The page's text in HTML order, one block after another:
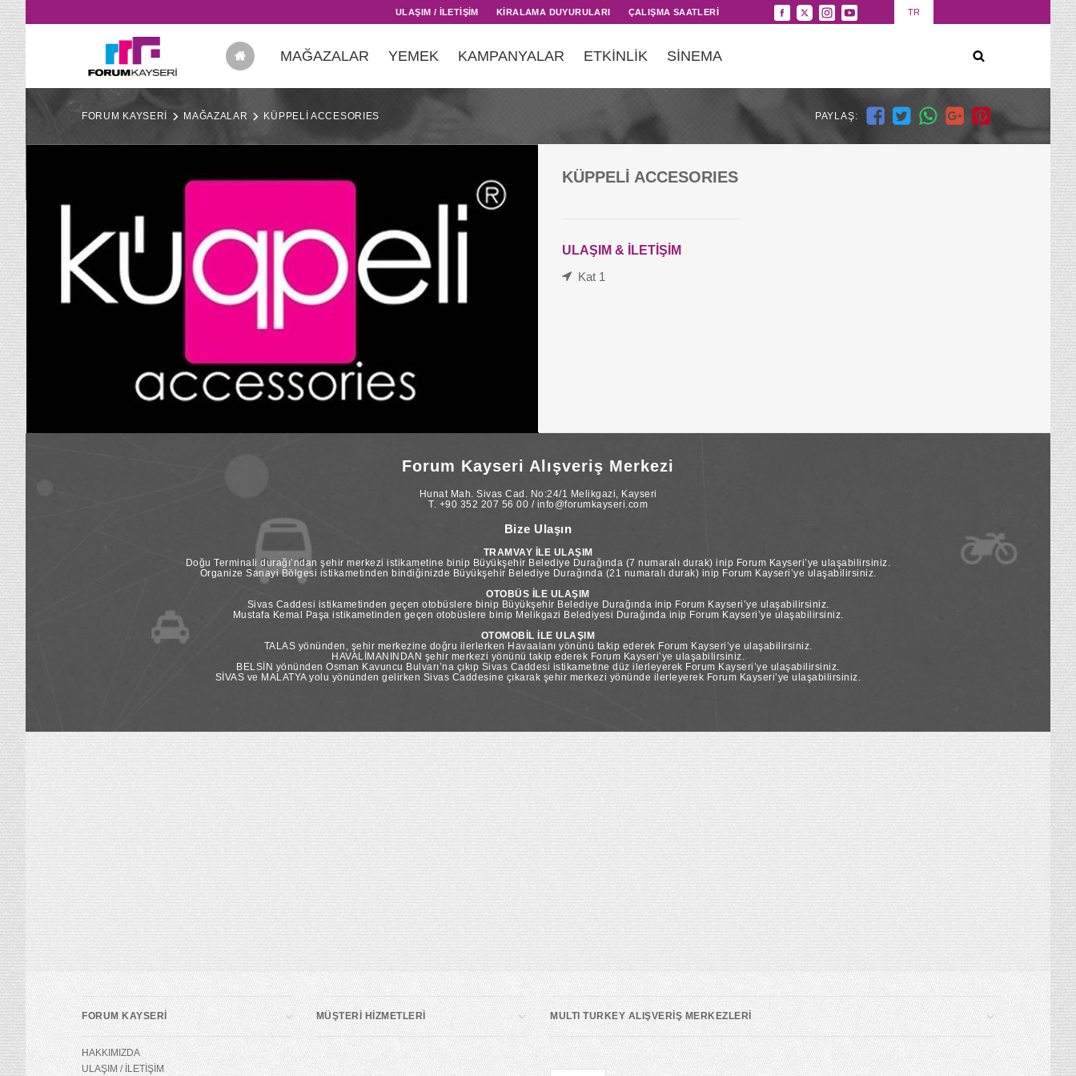
ULAŞIM / İLETİŞİM KİRALAMA DUYURULARI ÇALIŞMA SAATLERİ TR
MAĞAZALAR YEMEK KAMPANYALAR ETKİNLİK SİNEMA
FORUM KAYSERİ MAĞAZALAR KÜPPELİ ACCESORIES PAYLAŞ:
KÜPPELİ ACCESORIES
ULAŞIM & İLETİŞİM
Kat 1
Forum Kayseri Alışveriş Merkezi
Hunat Mah. Sivas Cad. No:24/1 Melikgazi, Kayseri
T. +90 352 207 56 00 / info@forumkayseri.com
Bize Ulaşın
TRAMVAY İLE ULAŞIM
Doğu Terminali durağı’ndan şehir merkezi istikametine binip Büyükşehir Belediye Durağında (7 numaralı durak) inip Forum Kayseri’ye ulaşabilirsiniz.
Organize Sanayi Bölgesi istikametinden bindiğinizde Büyükşehir Belediye Durağında (21 numaralı durak) inip Forum Kayseri’ye ulaşabilirsiniz.
OTOBÜS İLE ULAŞIM
Sivas Caddesi istikametinden geçen otobüslere binip Büyükşehir Belediye Durağında inip Forum Kayseri’ye ulaşabilirsiniz.
Mustafa Kemal Paşa istikametinden geçen otobüslere binip Melikgazi Belediyesi Durağında inip Forum Kayseri’ye ulaşabilirsiniz.
OTOMOBİL İLE ULAŞIM
TALAS yönünden, şehir merkezine doğru ilerlerken Havaalanı yönünü takip ederek Forum Kayseri’ye ulaşabilirsiniz.
HAVALİMANINDAN şehir merkezi yönünü takip ederek Forum Kayseri’ye ulaşabilirsiniz.
BELSİN yönünden Osman Kavuncu Bulvarı’na çıkıp Sivas Caddesi istikametine düz ilerleyerek Forum Kayseri’ye ulaşabilirsiniz.
SİVAS ve MALATYA yolu yönünden gelirken Sivas Caddesine çıkarak şehir merkezi yönünde ilerleyerek Forum Kayseri’ye ulaşabilirsiniz.
FORUM KAYSERİ
HAKKIMIZDA
ULAŞIM / İLETİŞİM
MÜŞTERİ HİZMETLERİ MULTI TURKEY ALIŞVERİŞ MERKEZLERİ